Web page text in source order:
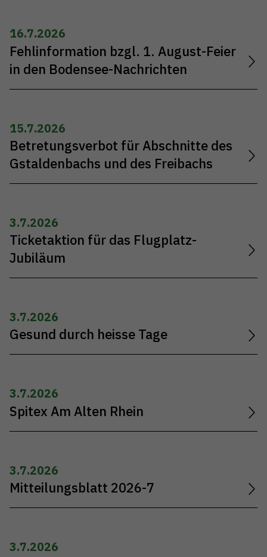
16.7.2026
Fehlinformation bzgl. 1. August-Feier
in den Bodensee-Nachrichten
15.7.2026
Betretungsverbot für Abschnitte des
Gstaldenbachs und des Freibachs
3.7.2026
Ticketaktion für das Flugplatz-
Jubiläum
3.7.2026
Gesund durch heisse Tage
3.7.2026
Spitex Am Alten Rhein
3.7.2026
Mitteilungsblatt 2026-7
3.7.2026